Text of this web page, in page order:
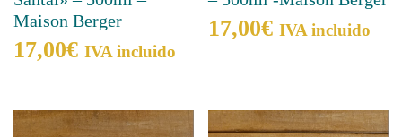
Maison Berger
17,00€ IVA incluido
17,00€ IVA incluido